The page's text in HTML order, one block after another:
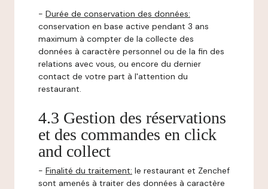
- Durée de conservation des données:
conservation en base active pendant 3 ans
maximum à compter de la collecte des
données à caractère personnel ou de la fin des
relations avec vous, ou encore du dernier
contact de votre part à l'attention du
restaurant.
4.3 Gestion des réservations
et des commandes en click
and collect
- Finalité du traitement: le restaurant et Zenchef
sont amenés à traiter des données à caractère